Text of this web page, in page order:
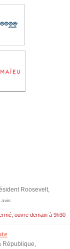
Roosevelt,
avis
ouvre demain à 9h30
République,